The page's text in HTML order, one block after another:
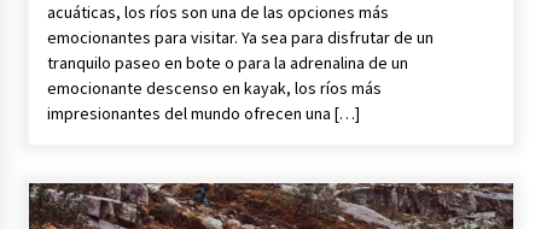
acuáticas, los ríos son una de las opciones más
emocionantes para visitar. Ya sea para disfrutar de un
tranquilo paseo en bote o para la adrenalina de un
emocionante descenso en kayak, los ríos más
impresionantes del mundo ofrecen una […]